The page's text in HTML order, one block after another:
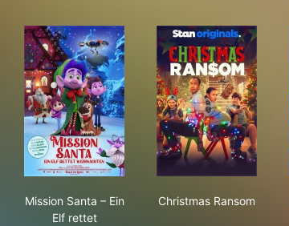
Mission Santa – Ein
Elf rettet
Christmas Ransom